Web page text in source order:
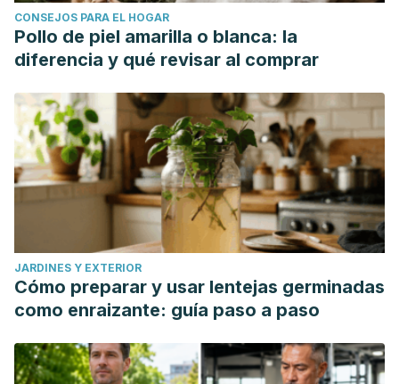
CONSEJOS PARA EL HOGAR
Pollo de piel amarilla o blanca: la
diferencia y qué revisar al comprar
JARDINES Y EXTERIOR
Cómo preparar y usar lentejas germinadas
como enraizante: guía paso a paso